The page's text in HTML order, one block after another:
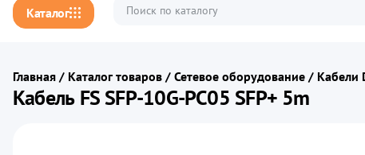
Каталог
Главная / Каталог товаров / Сетевое оборудование / Кабели
Кабель FS SFP-10G-PC05 SFP+ 5m